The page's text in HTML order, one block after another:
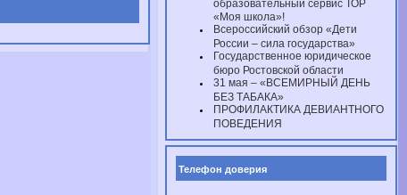
образовательный сервис ТОР
«Моя школа»!
Всероссийский обзор «Дети
России – сила государства»
Государственное юридическое
бюро Ростовской области
31 мая – «ВСЕМИРНЫЙ ДЕНЬ
БЕЗ ТАБАКА»
ПРОФИЛАКТИКА ДЕВИАНТНОГО
ПОВЕДЕНИЯ
Телефон доверия